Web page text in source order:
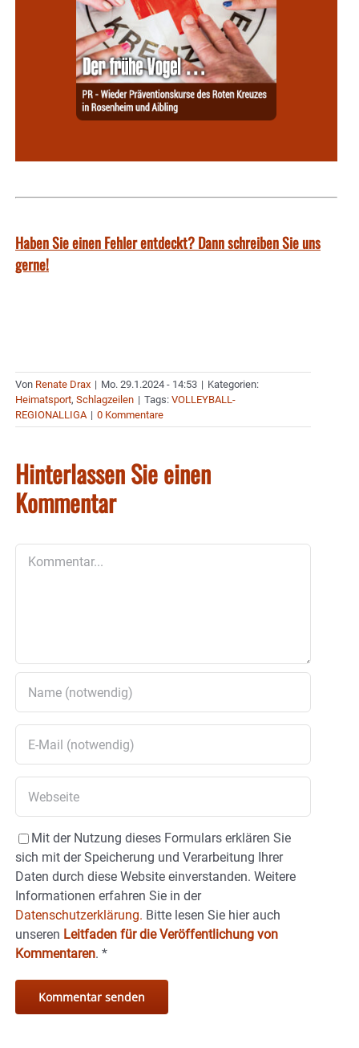
Haben Sie einen Fehler entdeckt? Dann schreiben Sie uns
gerne!
Von Renate Drax | Mo. 29.1.2024 - 14:53 | Kategorien:
Heimatsport, Schlagzeilen | Tags: VOLLEYBALL-
REGIONALLIGA | 0 Kommentare
Hinterlassen Sie einen
Kommentar
Mit der Nutzung dieses Formulars erklären Sie
sich mit der Speicherung und Verarbeitung Ihrer
Daten durch diese Website einverstanden. Weitere
Informationen erfahren Sie in der
Datenschutzerklärung. Bitte lesen Sie hier auch
unseren Leitfaden für die Veröffentlichung von
Kommentaren. *